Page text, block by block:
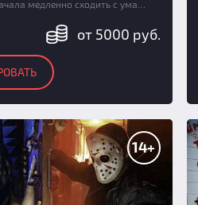
медленно сходить с ума…
от 5000 руб.
14+